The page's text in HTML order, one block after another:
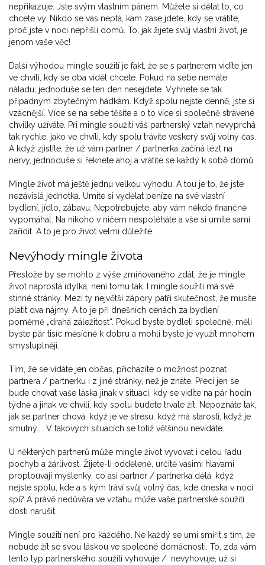
nepřikazuje. Jste svým vlastním pánem. Můžete si dělat to, co
chcete vy. Nikdo se vás neptá, kam zase jdete, kdy se vrátíte,
proč jste v noci nepřišli domů. To, jak žijete svůj vlastní život, je
jenom vaše věc!
Další výhodou mingle soužití je fakt, že se s partnerem vidíte jen
ve chvíli, kdy se oba vidět chcete. Pokud na sebe nemáte
náladu, jednoduše se ten den nesejdete. Vyhnete se tak
případným zbytečným hádkám. Když spolu nejste denně, jste si
vzácnější. Více se na sebe těšíte a o to více si společně strávené
chvilky užíváte. Při mingle soužití váš partnerský vztah nevyprchá
tak rychle, jako ve chvíli, kdy spolu trávíte veškerý svůj volný čas.
A když zjistíte, že už vám partner / partnerka začíná lézt na
nervy, jednoduše si řeknete ahoj a vrátíte se každý k sobě domů.
Mingle život má ještě jednu velkou výhodu. A tou je to, že jste
nezávislá jednotka. Umíte si vydělat peníze na své vlastní
bydlení, jídlo, zábavu. Nepotřebujete, aby vám někdo finančně
vypomáhal. Na nikoho v ničem nespoléháte a vše si umíte sami
zařídit. A to je pro život velmi důležité.
Nevýhody mingle života
Přestože by se mohlo z výše zmiňovaného zdát, že je mingle
život naprostá idylka, není tomu tak. I mingle soužití má své
stinné stránky. Mezi ty největší zápory patří skutečnost, že musíte
platit dva nájmy. A to je při dnešních cenách za bydlení
poměrně „drahá záležitost“. Pokud byste bydleli společně, měli
byste pár tisíc měsíčně k dobru a mohli byste je využít mnohem
smysluplněji.
Tím, že se vídáte jen občas, přicházíte o možnost poznat
partnera / partnerku i z jiné stránky, než je znáte. Přeci jen se
bude chovat vaše láska jinak v situaci, kdy se vidíte na pár hodin
týdně a jinak ve chvíli, kdy spolu budete trvale žít. Nepoznáte tak,
jak se partner chová, když je ve stresu, když má starosti, když je
smutný.... V takových situacích se totiž většinou nevídáte.
U některých partnerů může mingle život vyvovat i celou řadu
pochyb a žárlivost. Žijete-li odděleně, určitě vašimi hlavami
proplouvají myšlenky, co asi partner / partnerka dělá, když
nejste spolu, kde a s kým tráví svůj volný čas, kde dneska v noci
spí? A právě nedůvěra ve vztahu může vaše partnerské soužití
dosti narušit.
Mingle soužití není pro každého. Ne každý se umí smířit s tím, že
nebude žít se svou láskou ve společné domácnosti. To, zda vám
tento typ partnerského soužití vyhovuje / nevyhovuje, už si